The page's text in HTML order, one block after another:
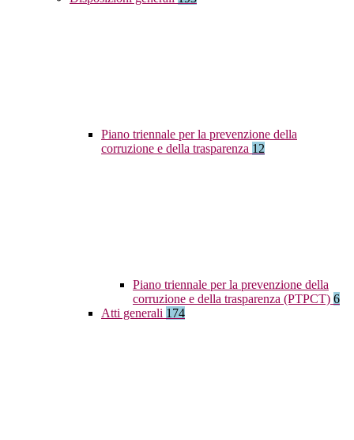
Piano triennale per la prevenzione della
corruzione e della trasparenza 12
Piano triennale per la prevenzione della
corruzione e della trasparenza (PTPCT) 6
Atti generali 174